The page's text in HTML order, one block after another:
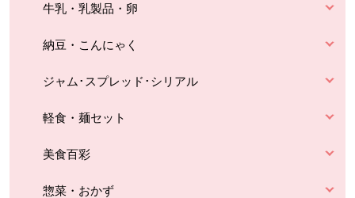
牛乳・乳製品・卵
納豆・こんにゃく
ジャム･スプレッド･シリアル
軽食・麺セット
美食百彩
惣菜・おかず